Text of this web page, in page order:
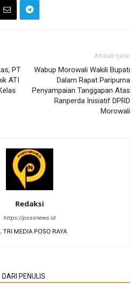
PT
ATI
Artikulli tjetër
Wabup Morowali Wakili Bupati
Dalam Rapat Paripurna
Penyampaian Tanggapan Atas
Ranperda Inisiatif DPRD
Morowali
Redaksi
https://posonews.id
TRI MEDIA POSO RAYA
DARI PENULIS